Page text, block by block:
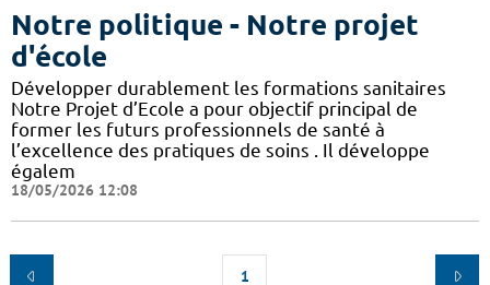
Notre politique - Notre projet
d'école
Développer durablement les formations sanitaires
Notre Projet d’Ecole a pour objectif principal de
former les futurs professionnels de santé à
l’excellence des pratiques de soins . Il développe
égalem
18/05/2026 12:08
1